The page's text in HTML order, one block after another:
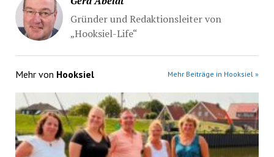
Gründer und Redaktionsleiter von
„Hooksiel-Life“
Mehr von Hooksiel Mehr Beiträge in Hooksiel »